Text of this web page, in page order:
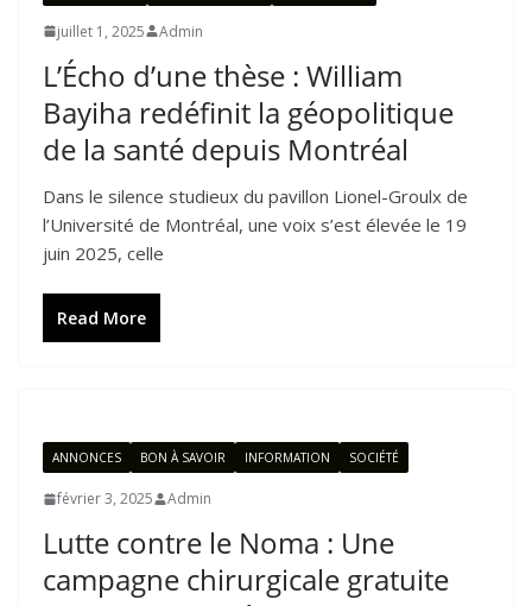
juillet 1, 2025 Admin
L’Écho d’une thèse : William
Bayiha redéfinit la géopolitique
de la santé depuis Montréal
Dans le silence studieux du pavillon Lionel-Groulx de
l’Université de Montréal, une voix s’est élevée le 19
juin 2025, celle
Read More
ANNONCES BON À SAVOIR INFORMATION SOCIÉTÉ
février 3, 2025 Admin
Lutte contre le Noma : Une
campagne chirurgicale gratuite